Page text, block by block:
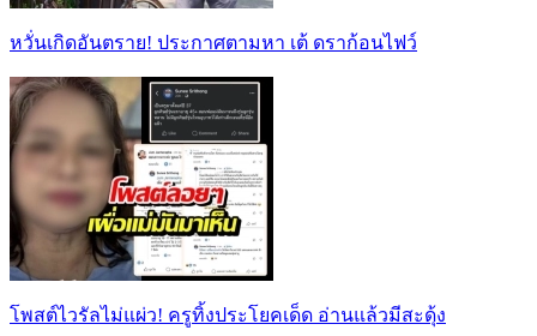
หวั่นเกิดอันตราย! ประกาศตามหา เต้ ดราก้อนไฟว์
โพสต์ไวรัลไม่แผ่ว! ครูทิ้งประโยคเด็ด อ่านแล้วมีสะดุ้ง